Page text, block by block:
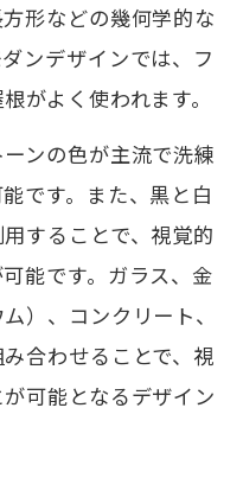
形などの幾何学的な
ンデザインでは、フ
がよく使われます。
ンの色が主流で洗練
です。また、黒と白
することで、視覚的
能です。ガラス、金
）、コンクリート、
合わせることで、視
可能となるデザイン